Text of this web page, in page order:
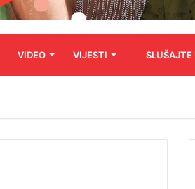
VIDEO VIJESTI SLUŠAJTE